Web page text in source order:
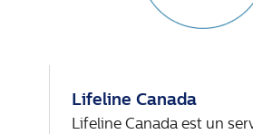
Lifeline Canada
Lifeline Canada est un